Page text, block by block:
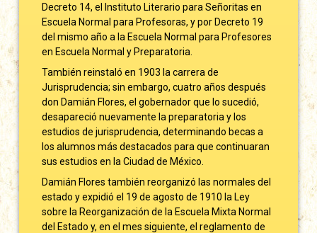
Decreto 14, el Instituto Literario para Señoritas en
Escuela Normal para Profesoras, y por Decreto 19
del mismo año a la Escuela Normal para Profesores
en Escuela Normal y Preparatoria.
También reinstaló en 1903 la carrera de
Jurisprudencia; sin embargo, cuatro años después
don Damián Flores, el gobernador que lo sucedió,
desapareció nuevamente la preparatoria y los
estudios de jurisprudencia, determinando becas a
los alumnos más destacados para que continuaran
sus estudios en la Ciudad de México.
Damián Flores también reorganizó las normales del
estado y expidió el 19 de agosto de 1910 la Ley
sobre la Reorganización de la Escuela Mixta Normal
del Estado y, en el mes siguiente, el reglamento de